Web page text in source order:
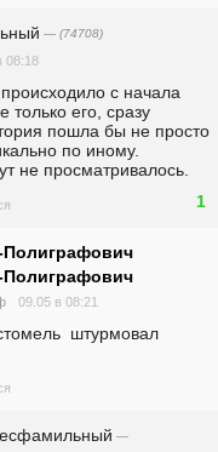
— (74708)
08:18
с начала
его, сразу
пошла бы не просто
по иному.
не просматривалось.
1
09.05 в 08:21
штурмовал
—